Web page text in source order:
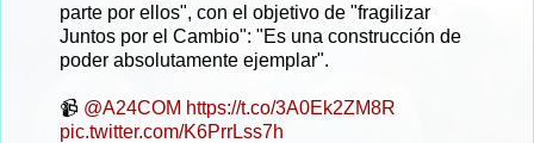
parte por ellos", con el objetivo de "fragilizar
Juntos por el Cambio": "Es una construcción de
poder absolutamente ejemplar".
📹 @A24COM https://t.co/3A0Ek2ZM8R
pic.twitter.com/K6PrrLss7h